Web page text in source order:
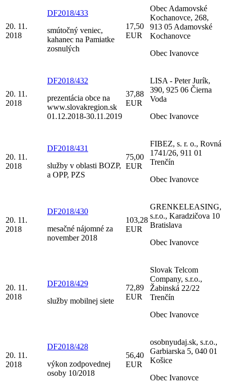
20. 11.
2018
DF2018/433
smútočný veniec,
kahanec na Pamiatke
zosnulých
17,50
EUR
Obec Adamovské
Kochanovce, 268,
913 05 Adamovské
Kochanovce
Obec Ivanovce
20. 11.
2018
DF2018/432
prezentácia obce na
www.slovakregion.sk
01.12.2018-30.11.2019
37,88
EUR
LISA - Peter Jurík,
390, 925 06 Čierna
Voda
Obec Ivanovce
20. 11.
2018
DF2018/431
služby v oblasti BOZP,
a OPP, PZS
75,00
EUR
FIBEZ, s. r. o., Rovná
1741/26, 911 01
Trenčín
Obec Ivanovce
20. 11.
2018
DF2018/430
mesačné nájomné za
november 2018
103,28
EUR
GRENKELEASING,
s.r.o., Karadzičova 10
Bratislava
Obec Ivanovce
20. 11.
2018
DF2018/429
služby mobilnej siete
72,89
EUR
Slovak Telcom
Company, s.r.o.,
Žabinská 22/22
Trenčín
Obec Ivanovce
20. 11.
2018
DF2018/428
výkon zodpovednej
osoby 10/2018
56,40
EUR
osobnyudaj.sk, s.r.o.,
Garbiarska 5, 040 01
Košice
Obec Ivanovce